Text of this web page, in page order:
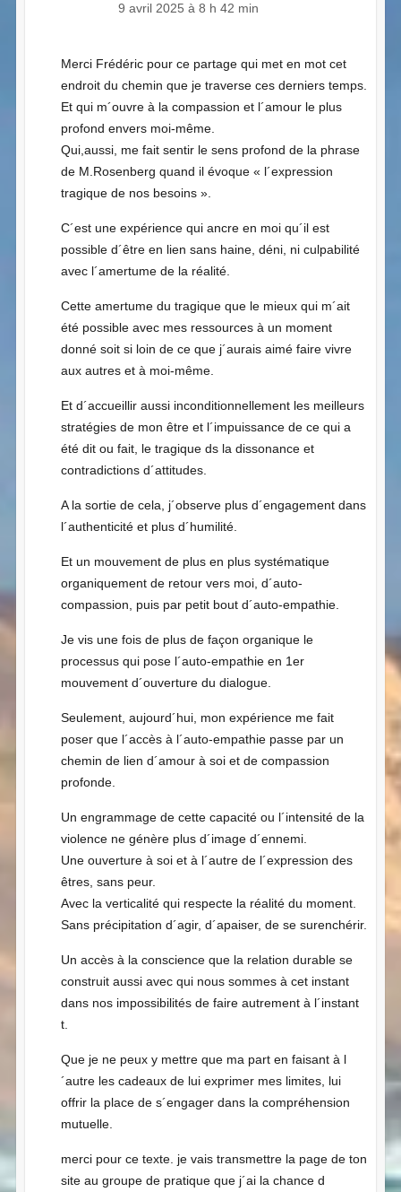
9 avril 2025 à 8 h 42 min
Merci Frédéric pour ce partage qui met en mot cet
endroit du chemin que je traverse ces derniers temps.
Et qui m´ouvre à la compassion et l´amour le plus
profond envers moi-même.
Qui,aussi, me fait sentir le sens profond de la phrase
de M.Rosenberg quand il évoque « l´expression
tragique de nos besoins ».
C´est une expérience qui ancre en moi qu´il est
possible d´être en lien sans haine, déni, ni culpabilité
avec l´amertume de la réalité.
Cette amertume du tragique que le mieux qui m´ait
été possible avec mes ressources à un moment
donné soit si loin de ce que j´aurais aimé faire vivre
aux autres et à moi-même.
Et d´accueillir aussi inconditionnellement les meilleurs
stratégies de mon être et l´impuissance de ce qui a
été dit ou fait, le tragique ds la dissonance et
contradictions d´attitudes.
A la sortie de cela, j´observe plus d´engagement dans
l´authenticité et plus d´humilité.
Et un mouvement de plus en plus systématique
organiquement de retour vers moi, d´auto-
compassion, puis par petit bout d´auto-empathie.
Je vis une fois de plus de façon organique le
processus qui pose l´auto-empathie en 1er
mouvement d´ouverture du dialogue.
Seulement, aujourd´hui, mon expérience me fait
poser que l´accès à l´auto-empathie passe par un
chemin de lien d´amour à soi et de compassion
profonde.
Un engrammage de cette capacité ou l´intensité de la
violence ne génère plus d´image d´ennemi.
Une ouverture à soi et à l´autre de l´expression des
êtres, sans peur.
Avec la verticalité qui respecte la réalité du moment.
Sans précipitation d´agir, d´apaiser, de se surenchérir.
Un accès à la conscience que la relation durable se
construit aussi avec qui nous sommes à cet instant
dans nos impossibilités de faire autrement à l´instant
t.
Que je ne peux y mettre que ma part en faisant à l
´autre les cadeaux de lui exprimer mes limites, lui
offrir la place de s´engager dans la compréhension
mutuelle.
merci pour ce texte. je vais transmettre la page de ton
site au groupe de pratique que j´ai la chance d